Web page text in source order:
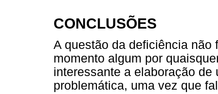
CONCLUSÕES
A questão da deficiência não
momento algum por
interessante a elaboração
problemática, uma vez que